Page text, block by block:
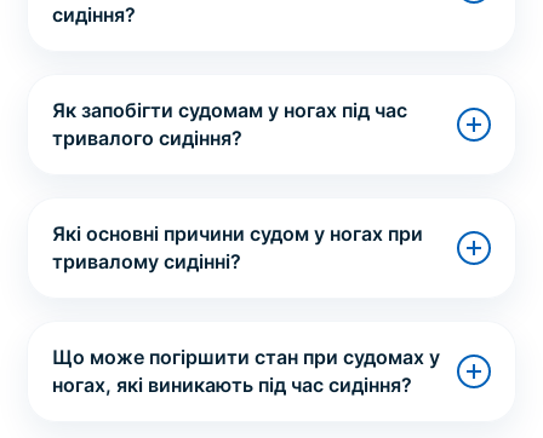
сидіння?
Як запобігти судомам у ногах під час
тривалого сидіння?
Які основні причини судом у ногах при
тривалому сидінні?
Що може погіршити стан при судомах у
ногах, які виникають під час сидіння?